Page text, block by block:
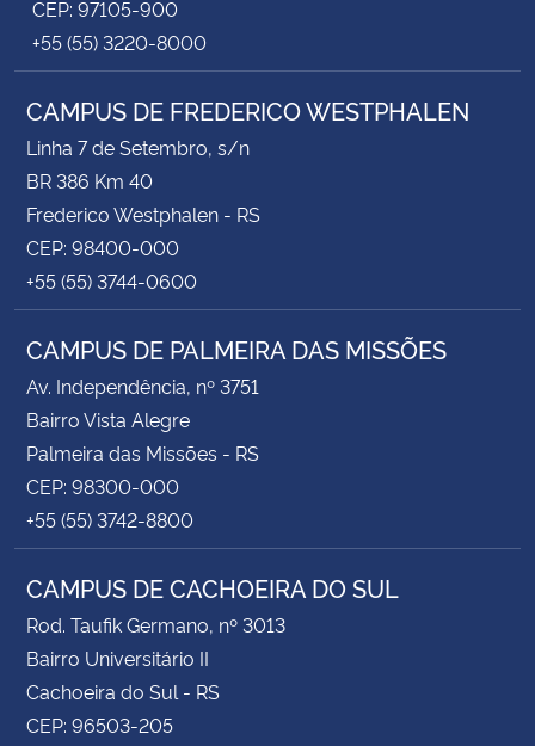
CEP: 97105-900
+55 (55) 3220-8000
CAMPUS DE FREDERICO WESTPHALEN
Linha 7 de Setembro, s/n
BR 386 Km 40
Frederico Westphalen - RS
CEP: 98400-000
+55 (55) 3744-0600
CAMPUS DE PALMEIRA DAS MISSÕES
Av. Independência, nº 3751
Bairro Vista Alegre
Palmeira das Missões - RS
CEP: 98300-000
+55 (55) 3742-8800
CAMPUS DE CACHOEIRA DO SUL
Rod. Taufik Germano, nº 3013
Bairro Universitário II
Cachoeira do Sul - RS
CEP: 96503-205